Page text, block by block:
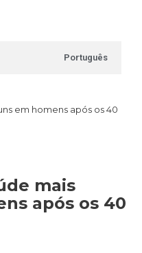
Português
mais
após os 40